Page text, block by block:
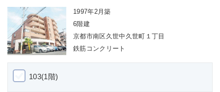
1997年2月築
6階建
京都市南区久世中久世町１丁目
鉄筋コンクリート
103(1階)